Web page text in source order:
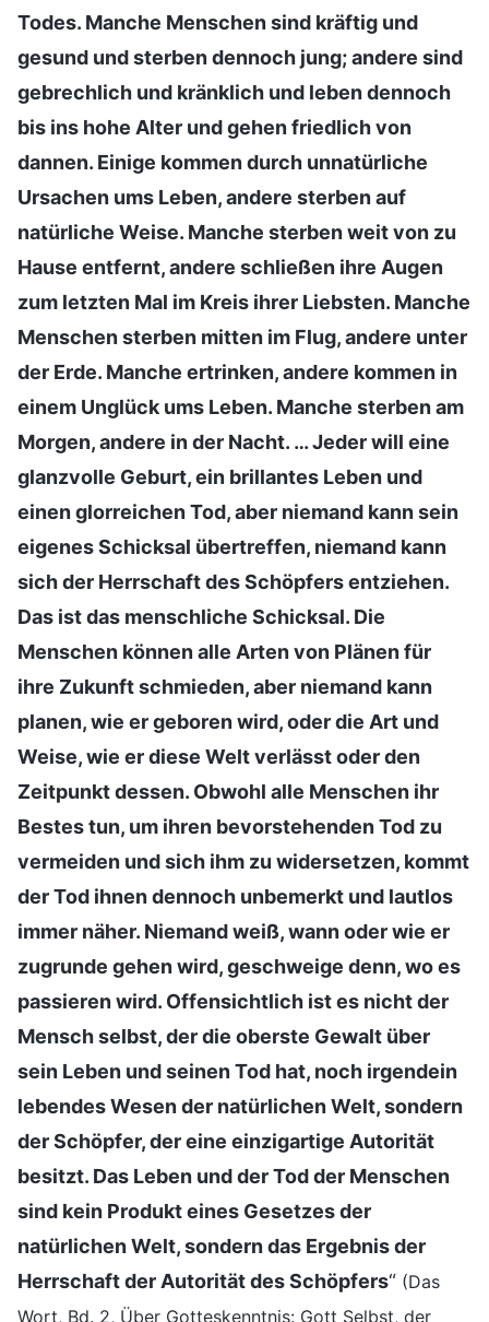
Todes. Manche Menschen sind kräftig und
gesund und sterben dennoch jung; andere sind
gebrechlich und kränklich und leben dennoch
bis ins hohe Alter und gehen friedlich von
dannen. Einige kommen durch unnatürliche
Ursachen ums Leben, andere sterben auf
natürliche Weise. Manche sterben weit von zu
Hause entfernt, andere schließen ihre Augen
zum letzten Mal im Kreis ihrer Liebsten. Manche
Menschen sterben mitten im Flug, andere unter
der Erde. Manche ertrinken, andere kommen in
einem Unglück ums Leben. Manche sterben am
Morgen, andere in der Nacht. … Jeder will eine
glanzvolle Geburt, ein brillantes Leben und
einen glorreichen Tod, aber niemand kann sein
eigenes Schicksal übertreffen, niemand kann
sich der Herrschaft des Schöpfers entziehen.
Das ist das menschliche Schicksal. Die
Menschen können alle Arten von Plänen für
ihre Zukunft schmieden, aber niemand kann
planen, wie er geboren wird, oder die Art und
Weise, wie er diese Welt verlässt oder den
Zeitpunkt dessen. Obwohl alle Menschen ihr
Bestes tun, um ihren bevorstehenden Tod zu
vermeiden und sich ihm zu widersetzen, kommt
der Tod ihnen dennoch unbemerkt und lautlos
immer näher. Niemand weiß, wann oder wie er
zugrunde gehen wird, geschweige denn, wo es
passieren wird. Offensichtlich ist es nicht der
Mensch selbst, der die oberste Gewalt über
sein Leben und seinen Tod hat, noch irgendein
lebendes Wesen der natürlichen Welt, sondern
der Schöpfer, der eine einzigartige Autorität
besitzt. Das Leben und der Tod der Menschen
sind kein Produkt eines Gesetzes der
natürlichen Welt, sondern das Ergebnis der
Herrschaft der Autorität des Schöpfers“ (Das
Wort, Bd. 2, Über Gotteskenntnis: Gott Selbst, der